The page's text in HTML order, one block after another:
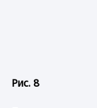
Рис. 8